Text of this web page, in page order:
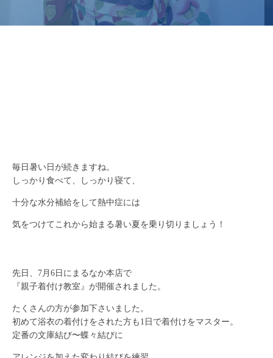
毎日暑い日が続きますね。
しっかり食べて、しっかり寝て、
十分な水分補給をして熱中症には
気をつけてこれから始まる暑い夏を乗り切りましょう！
先日、7月6日にまるなか本店で
『親子着付け教室』が開催されました。
たくさんの方が参加下さいました。
初めて浴衣の着付けをされた方も1日で着付けをマスター。
定番の文庫結び〜蝶々結びに